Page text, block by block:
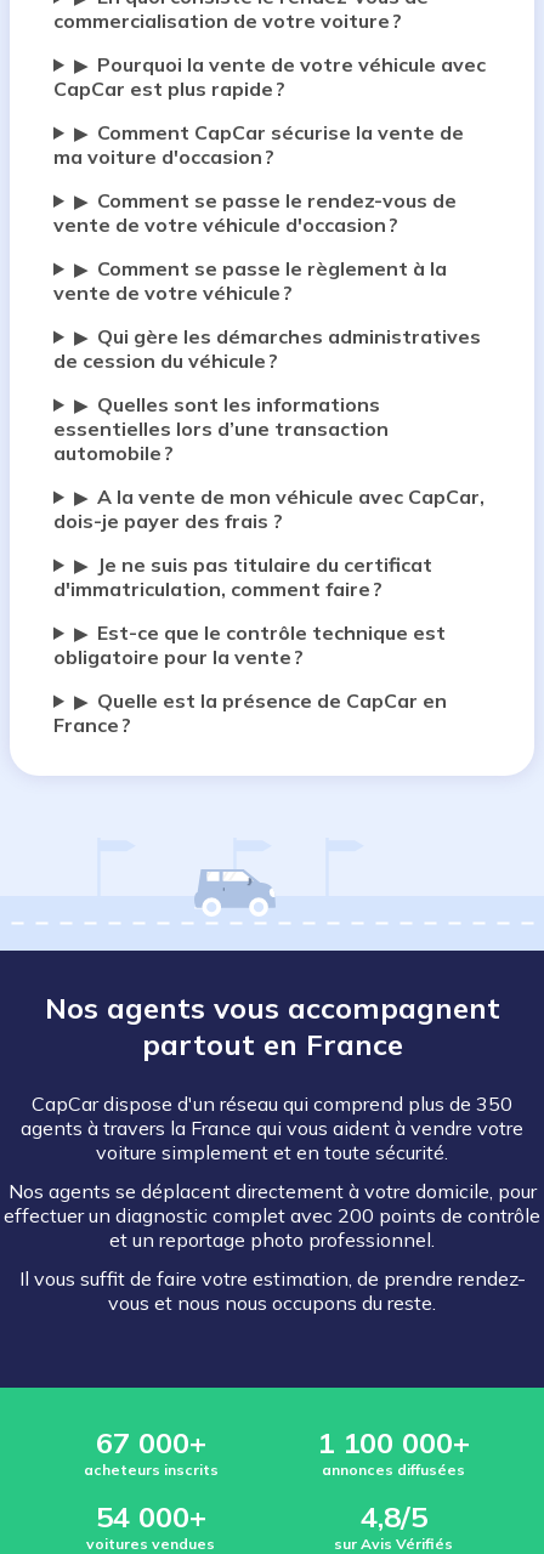
commercialisation de votre voiture ?
▶ Pourquoi la vente de votre véhicule avec
CapCar est plus rapide ?
▶ Comment CapCar sécurise la vente de
ma voiture d'occasion ?
▶ Comment se passe le rendez-vous de
vente de votre véhicule d'occasion ?
▶ Comment se passe le règlement à la
vente de votre véhicule ?
▶ Qui gère les démarches administratives
de cession du véhicule ?
▶ Quelles sont les informations
essentielles lors d’une transaction
automobile ?
▶ A la vente de mon véhicule avec CapCar,
dois-je payer des frais ?
▶
Je ne suis pas titulaire du certificat
d'immatriculation, comment faire ?
▶ Est-ce que le contrôle technique est
obligatoire pour la vente ?
▶ Quelle est la présence de CapCar en
France ?
Nos agents vous accompagnent
partout en France
CapCar dispose d'un réseau qui comprend plus de 350
agents à travers la France qui vous aident à vendre votre
voiture simplement et en toute sécurité.
Nos agents se déplacent directement à votre domicile, pour
effectuer un diagnostic complet avec 200 points de contrôle
et un reportage photo professionnel.
Il vous suffit de faire votre estimation, de prendre rendez-
vous et nous nous occupons du reste.
67 000+
acheteurs inscrits
1 100 000+
annonces diffusées
54 000+
voitures vendues
4,8/5
sur Avis Vérifiés